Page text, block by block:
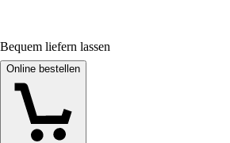
Bequem liefern lassen
Online bestellen